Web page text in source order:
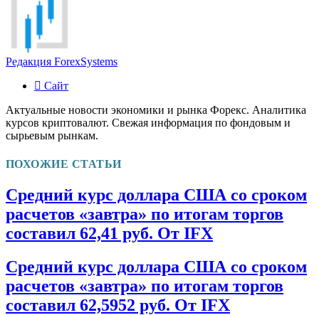
Редакция ForexSystems
Сайт
Актуальные новости экономики и рынка Форекс. Аналитика
курсов криптовалют. Свежая информация по фондовым и
сырьевым рынкам.
ПОХОЖИЕ СТАТЬИ
Средний курс доллара США со сроком
расчетов «завтра» по итогам торгов
составил 62,41 руб. От IFX
Средний курс доллара США со сроком
расчетов «завтра» по итогам торгов
составил 62,5952 руб. От IFX